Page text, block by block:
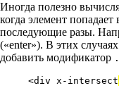
Иногда полезно
когда элемент попадает
последующие разы.
(«enter»). В этих
добавить модификатор
<div x-intersect